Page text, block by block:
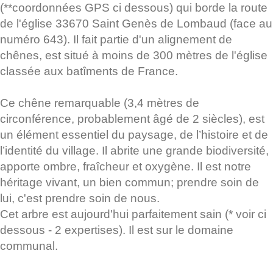
(**coordonnées GPS ci dessous) qui borde la route
de l'église 33670 Saint Genès de Lombaud (face au
numéro 643). Il fait partie d'un alignement de
chênes, est situé à moins de 300 mètres de l'église
classée aux batîments de France.
Ce chêne remarquable (3,4 mètres de
circonférence, probablement âgé de 2 siècles), est
un élément essentiel du paysage, de l’histoire et de
l’identité du village. Il abrite une grande biodiversité,
apporte ombre, fraîcheur et oxygène. Il est notre
héritage vivant, un bien commun; prendre soin de
lui, c'est prendre soin de nous.
Cet arbre est aujourd'hui parfaitement sain (* voir ci
dessous - 2 expertises). Il est sur le domaine
communal.